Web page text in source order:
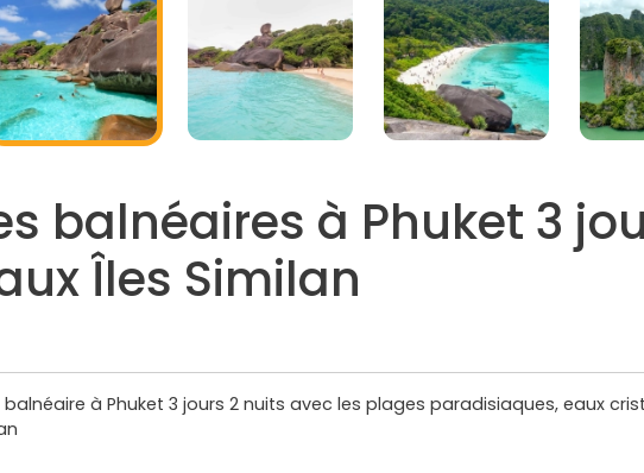
balnéaires à Phuket 3
Îles Similan
à Phuket 3 jours 2 nuits avec les plages paradisiaques, eaux